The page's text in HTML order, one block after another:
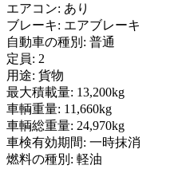
エアコン: あり
ブレーキ: エアブレーキ
自動車の種別: 普通
定員: 2
用途: 貨物
最大積載量: 13,200kg
車輌重量: 11,660kg
車輌総重量: 24,970kg
車検有効期間: 一時抹消
燃料の種別: 軽油